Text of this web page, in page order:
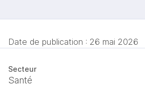
Date de publication : 26 mai 2026
Secteur
Santé